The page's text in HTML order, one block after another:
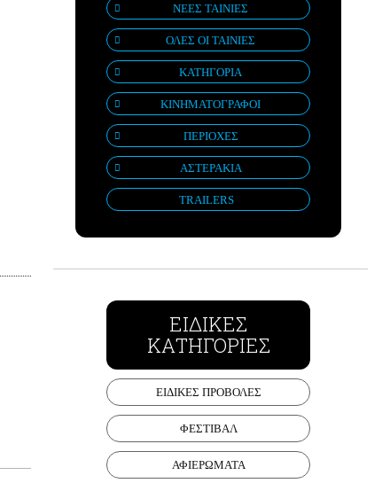
ΝΕΕΣ ΤΑΙΝΙΕΣ
ΟΛΕΣ ΟΙ ΤΑΙΝΙΕΣ
ΚΑΤΗΓΟΡΙΑ
ΚΙΝΗΜΑΤΟΓΡΑΦΟΙ
ΠΕΡΙΟΧΕΣ
ΑΣΤΕΡΑΚΙΑ
TRAILERS
ΕΙΔΙΚΕΣ
ΚΑΤΗΓΟΡΙΕΣ
ΕΙΔΙΚΕΣ ΠΡΟΒΟΛΕΣ
ΦΕΣΤΙΒΑΛ
ΑΦΙΕΡΩΜΑΤΑ